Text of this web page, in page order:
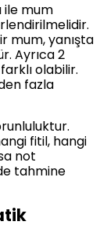
ile mum
mum, yanışta
Ayrıca 2
olabilir.
fazla
fitil, hangi
not
tahmine